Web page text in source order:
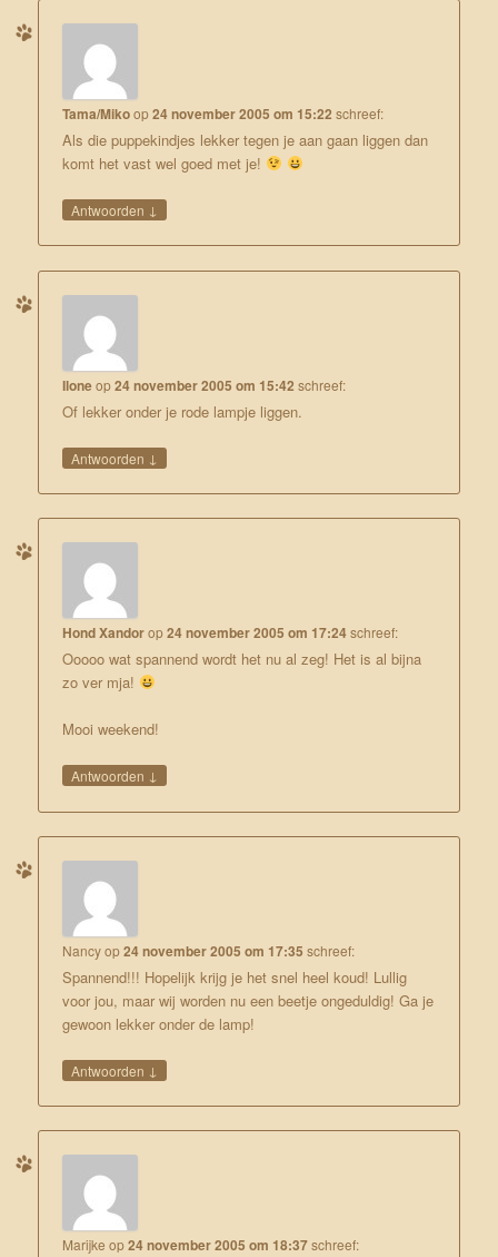
Tama/Mikoop24 november 2005 om 15:22 schreef:
Als die puppekindjes lekker tegen je aan gaan liggen dan
komt het vast wel goed met je!
Antwoorden ↓
Iloneop24 november 2005 om 15:42 schreef:
Of lekker onder je rode lampje liggen.
Antwoorden ↓
Hond Xandorop24 november 2005 om 17:24schreef:
Ooooo wat spannend wordt het nu al zeg! Het is al bijna
zo ver mja!
Mooi weekend!
Antwoorden ↓
Nancyop24 november 2005 om 17:35 schreef:
Spannend!!! Hopelijk krijg je het snel heel koud! Lullig
voor jou, maar wij worden nu een beetje ongeduldig! Ga je
gewoon lekker onder de lamp!
Antwoorden ↓
Marijke op24 november 2005 om 18:37schreef: